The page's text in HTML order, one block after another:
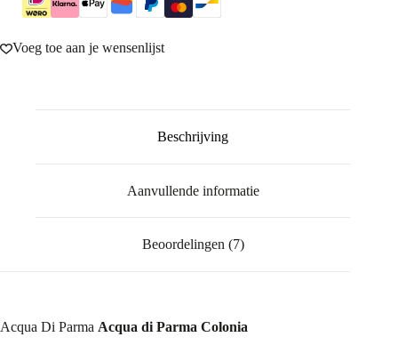
Voeg toe aan je wensenlijst
Beschrijving
Aanvullende informatie
Beoordelingen (7)
Acqua Di Parma Acqua di Parma Colonia